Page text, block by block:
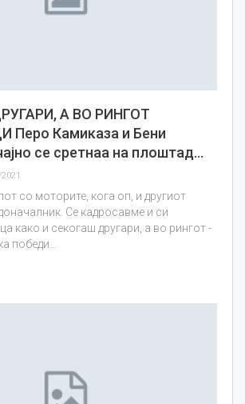
А ВО РИНГОТ
Перо Камиказа и Бени
се сретнаа на плоштад…
со моторите, кога оп, и другиот
Се кадросавме и си
како и секогаш другари, а во рингот -
победи…